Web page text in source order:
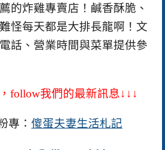
的炸雞專賣店！鹹香酥脆、
怪每天都是大排長龍啊！ 文
話、營業時間與菜單提供參
follow我們的最新訊息↓↓↓
專：傻蛋夫妻生活札記